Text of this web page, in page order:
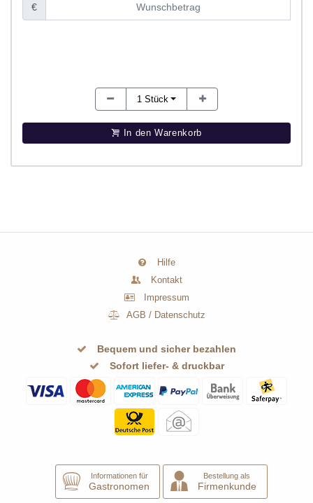
€
1 Stück
In den Warenkorb
Hilfe
Kontakt
Impressum
AGB / Datenschutz
Bequem und sicher bezahlen
Sofort liefer- & druckbar
Informationen für
Gastronomen
Bestellung als
Firmenkunde